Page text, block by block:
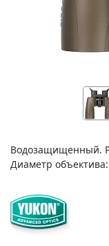
Водозащищенный.
Диаметр